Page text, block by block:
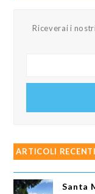
Riceverai i
ARTICOLI RECENTI
Santa